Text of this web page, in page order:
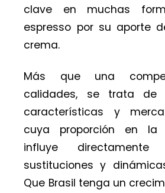
clave en muchas
espresso por su aporte
crema.
Más que una
calidades, se trata de
características y
cuya proporción en la
influye
sustituciones y
Que Brasil tenga un